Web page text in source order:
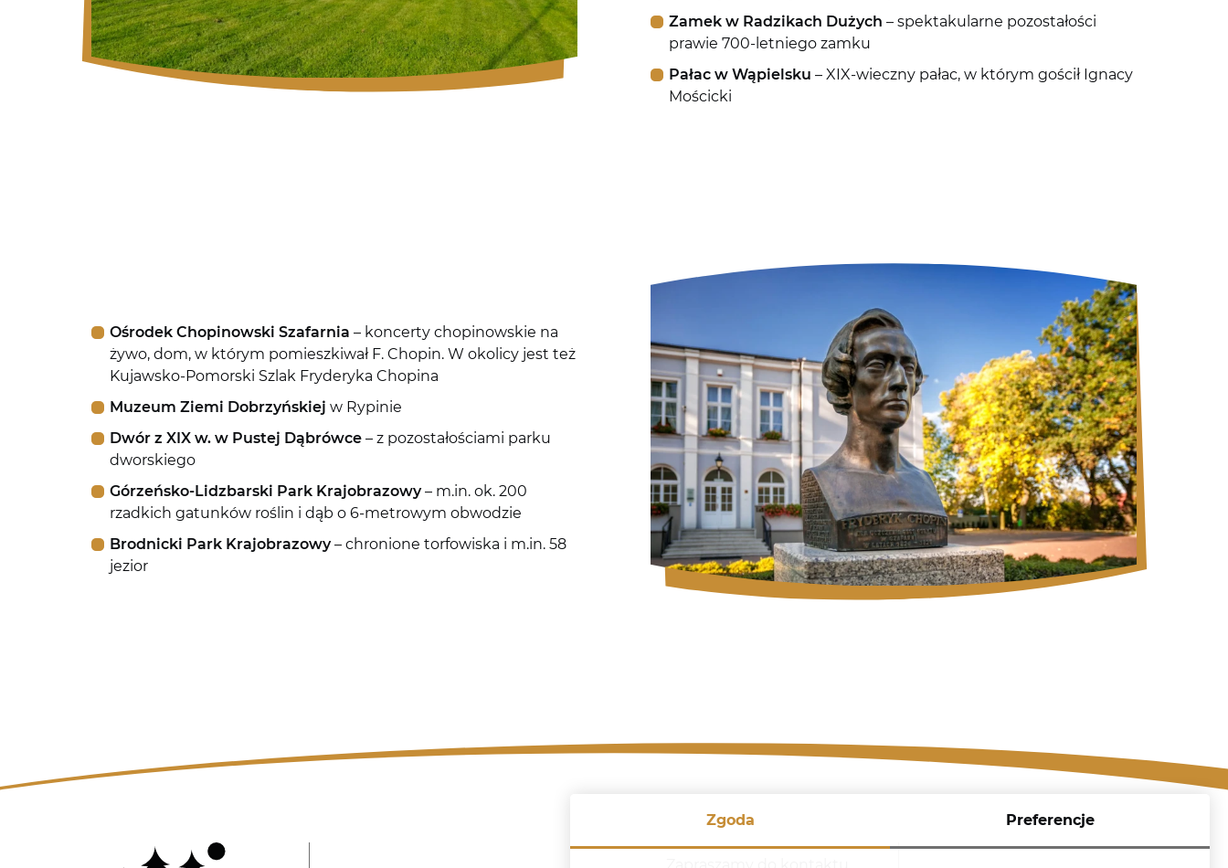
Zamek w Radzikach Dużych – spektakularne pozostałości
prawie 700-letniego zamku
Pałac w Wąpielsku – XIX-wieczny pałac, w którym gościł Ignacy
Mościcki
Ośrodek Chopinowski Szafarnia – koncerty chopinowskie na
żywo, dom, w którym pomieszkiwał F. Chopin. W okolicy jest też
Kujawsko-Pomorski Szlak Fryderyka Chopina
Muzeum Ziemi Dobrzyńskiej w Rypinie
Dwór z XIX w. w Pustej Dąbrówce – z pozostałościami parku
dworskiego
Górzeńsko-Lidzbarski Park Krajobrazowy– m.in. ok. 200
rzadkich gatunków roślin i dąb o 6-metrowym obwodzie
Brodnicki Park Krajobrazowy– chronione torfowiska i m.in. 58
jezior
Zgoda Preferencje